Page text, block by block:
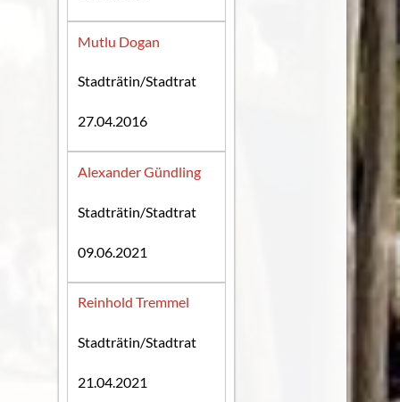
Mutlu Dogan
Stadträtin/Stadtrat
27.04.2016
Alexander Gündling
Stadträtin/Stadtrat
09.06.2021
Reinhold Tremmel
Stadträtin/Stadtrat
21.04.2021